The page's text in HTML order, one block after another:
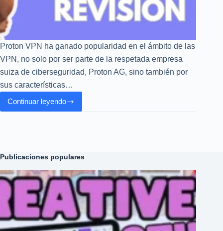
Proton VPN ha ganado popularidad en el ámbito de las
VPN, no solo por ser parte de la respetada empresa
suiza de ciberseguridad, Proton AG, sino también por
sus características…
Continuar leyendo
Proton
Privacidad
Navegar
Sin
Límites
Publicaciones populares